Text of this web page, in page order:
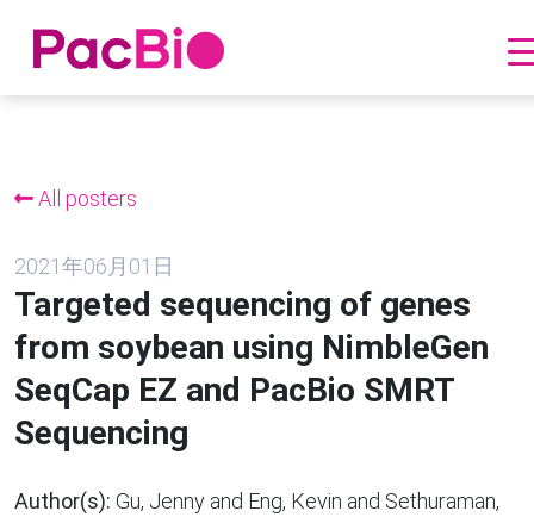
All posters
2021年06月01日
Targeted sequencing of genes
from soybean using NimbleGen
SeqCap EZ and PacBio SMRT
Sequencing
Author(s): Gu, Jenny and Eng, Kevin and Sethuraman,